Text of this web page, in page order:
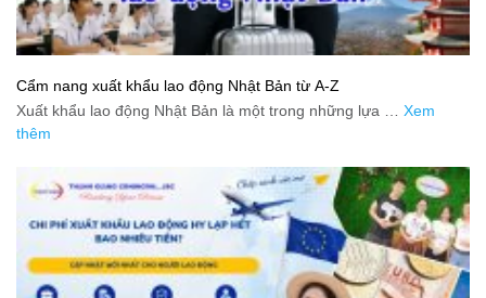
Cẩm nang xuất khẩu lao động Nhật Bản từ A-Z
Xuất khẩu lao động Nhật Bản là một trong những lựa … Xem
thêm